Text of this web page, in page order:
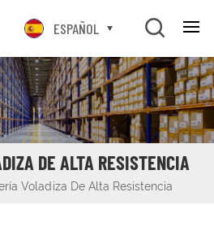
ESPAÑOL
DE ALTA RESISTENCIA
Voladiza De Alta Resistencia